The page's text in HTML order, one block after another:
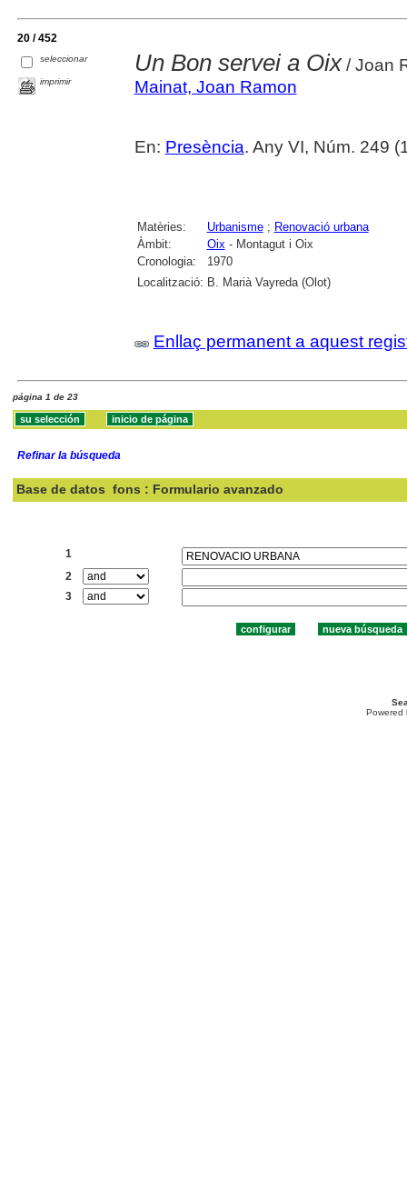
20 / 452
seleccionar
imprimir
Un Bon servei a Oix/ Joan
Mainat, Joan Ramon
En: Presència. Any VI, Núm. 249
Matèries: Urbanisme; Renovació urbana
Àmbit:
Oix- Montagut i Oix
Cronologia:
1970
Localització: B. Marià Vayreda (Olot)
Enllaç permanent a aquest
página 1 de 23
Refinar la búsqueda
Base de datos fons : Formulario avanzado
1
2
3